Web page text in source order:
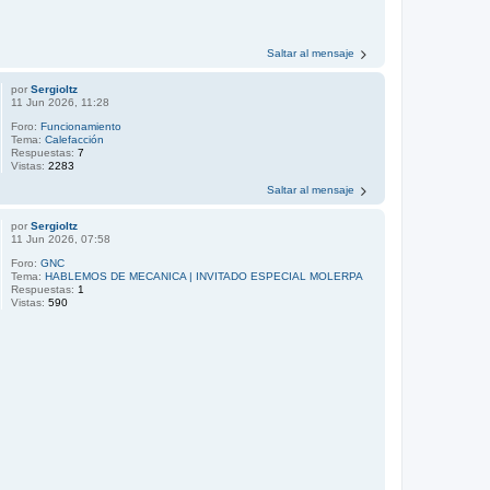
Saltar al mensaje
porSergioltz
11 Jun 2026, 11:28
Foro:Funcionamiento
Tema:Calefacción
Respuestas:7
Vistas:2283
Saltar al mensaje
porSergioltz
11 Jun 2026, 07:58
Foro:GNC
Tema:HABLEMOS DE MECANICA | INVITADO ESPECIAL MOLERPA
Respuestas: 1
Vistas:590